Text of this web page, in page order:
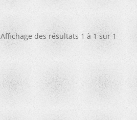
Affichage des résultats 1 à 1 sur 1